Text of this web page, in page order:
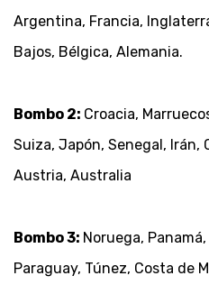
Argentina, Francia,
Bajos, Bélgica, Alemania.
Bombo 2: Croacia,
Suiza, Japón, Senegal, Irán,
Austria, Australia
Bombo 3: Noruega,
Paraguay, Túnez, Costa de